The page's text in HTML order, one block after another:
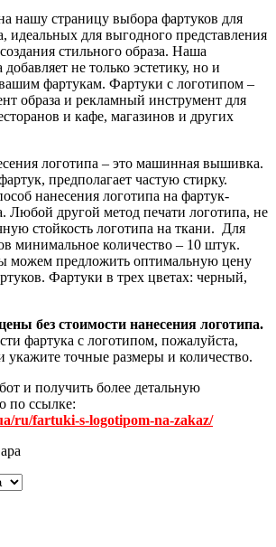
нашу страницу выбора фартуков для
идеальных для выгодного представления
стильного образа. Наша
не только эстетику, но и
фартукам. Фартуки с логотипом –
образа и рекламный инструмент для
и кафе, магазинов и других
логотипа – это машинная вышивка.
предполагает частую стирку.
нанесения логотипа на фартук-
другой метод печати логотипа, не
стойкость логотипа на ткани. Для
минимальное количество – 10 штук.
можем предложить оптимальную цену
Фартуки в трех цветах: черный,
без стоимости нанесения логотипа.
фартука с логотипом, пожалуйста,
укажите точные размеры и количество.
и получить более детальную
по ссылке:
ru/fartuki-s-logotipom-na-zakaz/